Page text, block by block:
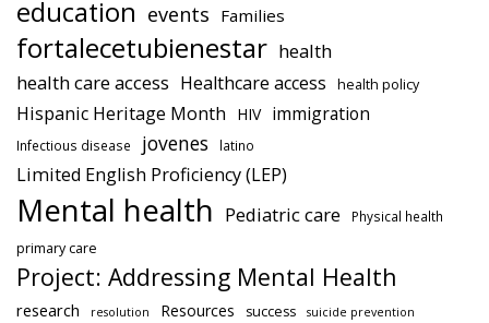
education events Families
fortalecetubienestar health
health care access Healthcare access health policy
Hispanic Heritage Month HIV immigration
Infectious disease jovenes latino
Limited English Proficiency (LEP)
Mental health Pediatric care Physical health
primary care
Project: Addressing Mental Health
research resolution Resources success suicide prevention